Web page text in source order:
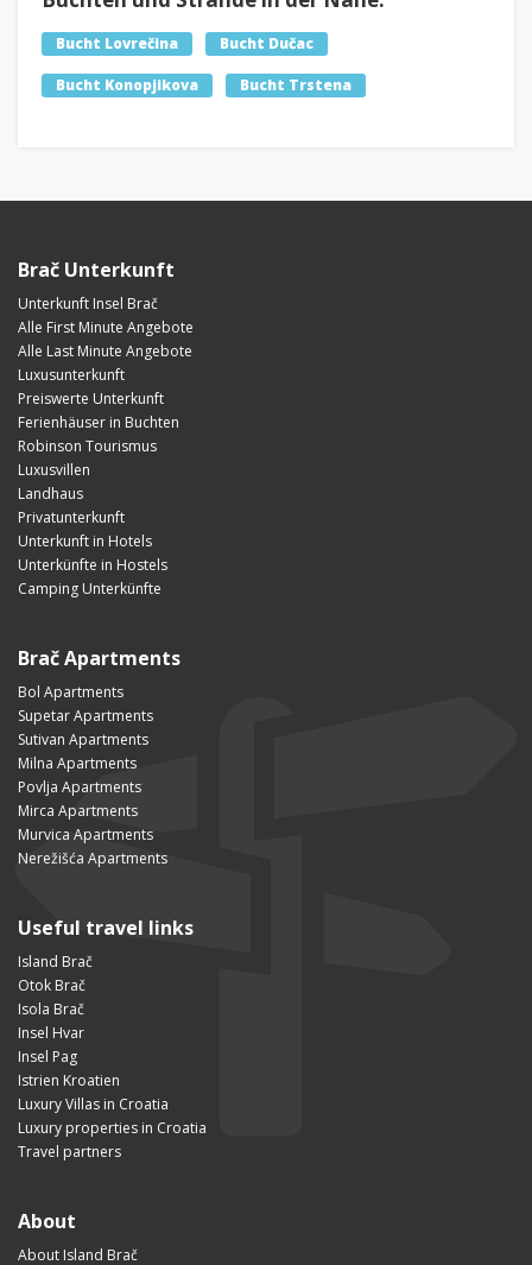
Bucht Lovrečina Bucht Dučac
Bucht Konopjikova Bucht Trstena
Brač Unterkunft
Unterkunft Insel Brač
Alle First Minute Angebote
Alle Last Minute Angebote
Luxusunterkunft
Preiswerte Unterkunft
Ferienhäuser in Buchten
Robinson Tourismus
Luxusvillen
Landhaus
Privatunterkunft
Unterkunft in Hotels
Unterkünfte in Hostels
Camping Unterkünfte
Brač Apartments
Bol Apartments
Supetar Apartments
Sutivan Apartments
Milna Apartments
Povlja Apartments
Mirca Apartments
Murvica Apartments
Nerežišća Apartments
Useful travel links
Island Brač
Otok Brač
Isola Brač
Insel Hvar
Insel Pag
Istrien Kroatien
Luxury Villas in Croatia
Luxury properties in Croatia
Travel partners
About
About Island Brač